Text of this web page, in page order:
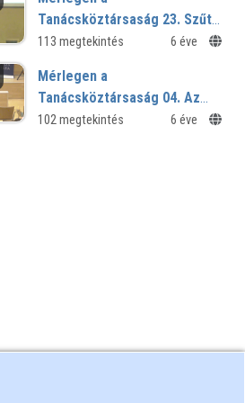
Tanácsköztársaság 23. Szűts
István Gergely előadása
113 megtekintés 6 éve
Mérlegen a
Tanácsköztársaság 04. Az
első szekciót követő vita
102 megtekintés 6 éve